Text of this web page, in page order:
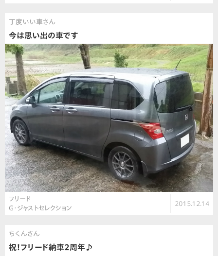
丁度いい車さん
今は思い出の車です
フリード
G・ジャストセレクション
2015.12.14
ちくんさん
祝！フリード納車2周年♪